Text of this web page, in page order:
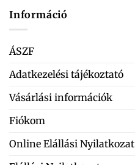
Információ
ÁSZF
Adatkezelési tájékoztató
Vásárlási információk
Fiókom
Online Elállási Nyilatkozat